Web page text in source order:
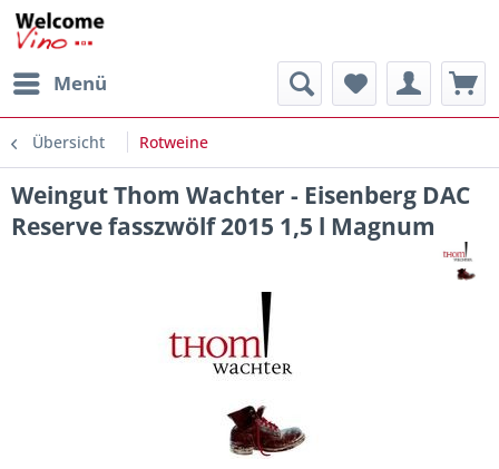
Menü
Übersicht Rotweine
Weingut Thom Wachter - Eisenberg DAC
Reserve fasszwölf 2015 1,5 l Magnum